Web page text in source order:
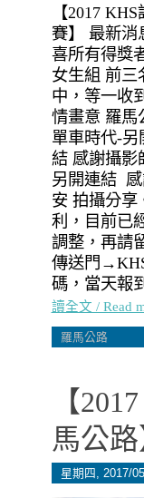
【2017
賽】 最新消
喜所有得獎
女生組 前三
中，等一收
情畫意 羅馬
單車時代-另
結 感謝攝影
另開連結 感
安 拍攝分享
利，目前已
調整，再請
傳送門
碼，當天報
讀全文 / Read
羅馬公路
【
馬公
星期四, 2017/